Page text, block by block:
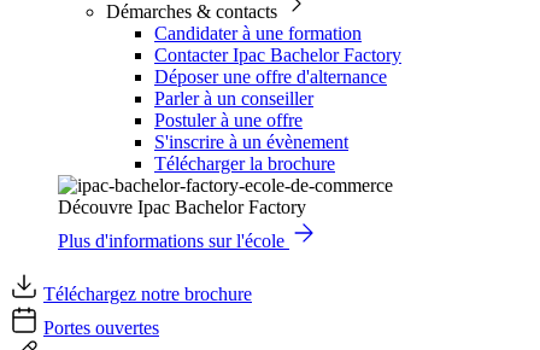
Démarches & contacts
Candidater à une formation
Contacter Ipac Bachelor Factory
Déposer une offre d'alternance
Parler à un conseiller
Postuler à une offre
S'inscrire à un évènement
Télécharger la brochure
Découvre Ipac Bachelor Factory
Plus d'informations sur l'école
Téléchargez notre brochure
Portes ouvertes